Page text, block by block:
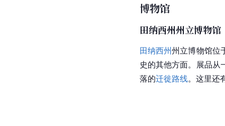
博物馆
田纳西州州立博物馆
田纳西州州立博物馆位
史的其他方面。展品从
落的迁徙路线。这里还